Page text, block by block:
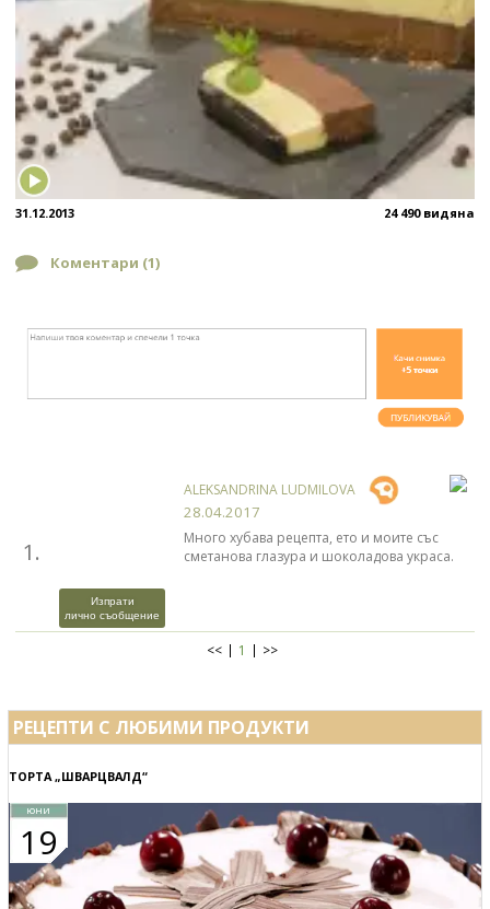
31.12.2013 24 490 видяна
Коментари (1)
1.
Изпрати
лично съобщение
ALEKSANDRINA LUDMILOVA
28.04.2017
Много хубава рецепта, ето и моите със
сметанова глазура и шоколадова украса.
<< 1 >>
РЕЦЕПТИ С ЛЮБИМИ ПРОДУКТИ
ТОРТА „ШВАРЦВАЛД“
юни
19